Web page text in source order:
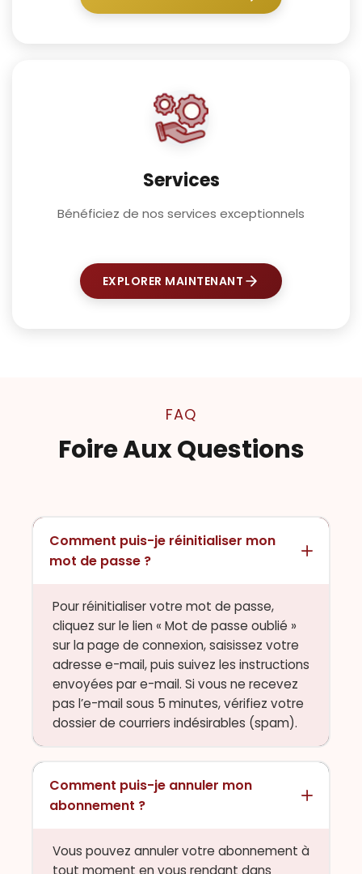
Services
Bénéficiez de nos services exceptionnels
EXPLORER MAINTENANT
FAQ
Foire Aux Questions
Comment puis-je réinitialiser mon
mot de passe ?
Pour réinitialiser votre mot de passe,
cliquez sur le lien « Mot de passe oublié »
sur la page de connexion, saisissez votre
adresse e-mail, puis suivez les instructions
envoyées par e-mail. Si vous ne recevez
pas l’e-mail sous 5 minutes, vérifiez votre
dossier de courriers indésirables (spam).
Comment puis-je annuler mon
abonnement ?
Vous pouvez annuler votre abonnement à
tout moment en vous rendant dans